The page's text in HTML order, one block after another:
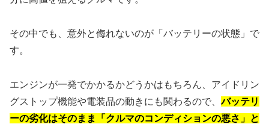
その中でも、意外と侮れないのが「バッテリーの状態」で
す。
エンジンが一発でかかるかどうかはもちろん、アイドリン
グストップ機能や電装品の動きにも関わるので、バッテリ
ーの劣化はそのまま「クルマのコンディションの悪さ」と